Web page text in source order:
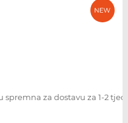
spremna za dostavu za 1-2